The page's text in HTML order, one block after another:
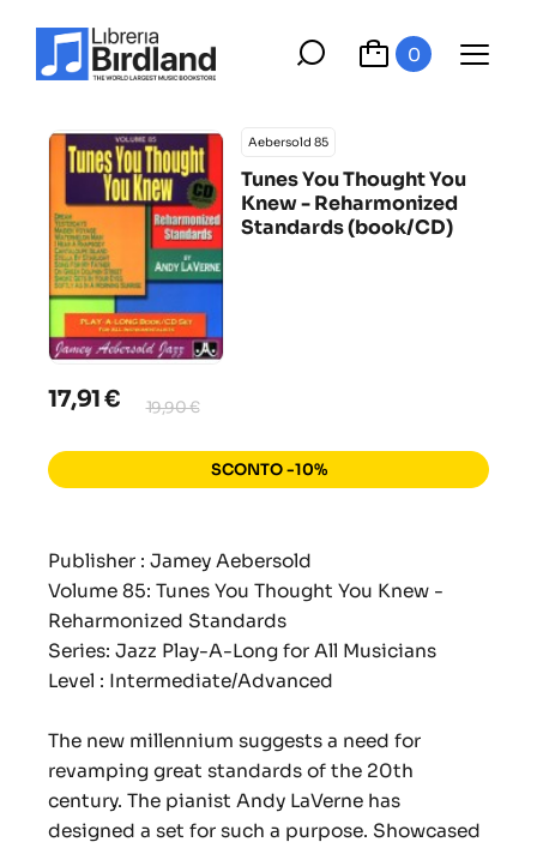
0
Aebersold 85
Tunes You Thought You
Knew - Reharmonized
Standards (book/CD)
17,91 € 19,90 €
SCONTO -10%
Publisher : Jamey Aebersold
Volume 85: Tunes You Thought You Knew -
Reharmonized Standards
Series: Jazz Play-A-Long for All Musicians
Level : Intermediate/Advanced
The new millennium suggests a need for
revamping great standards of the 20th
century. The pianist Andy LaVerne has
designed a set for such a purpose. Showcased